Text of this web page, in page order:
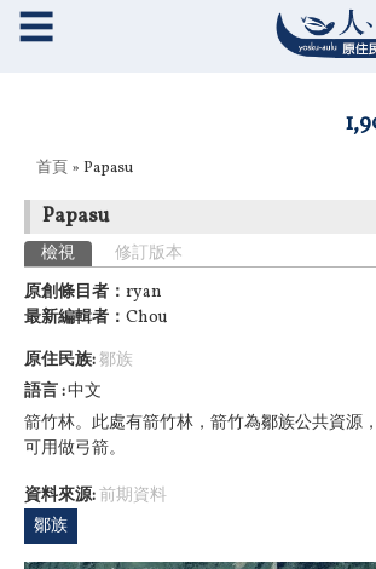
☰
您在這裡
首頁 » Papasu
Papasu
主要索引標籤
檢視 (作用中頁籤)
修訂版本
原創條目者： ryan
最新編輯者： Chou
原住民族:鄒族
語言 中文
箭竹林。此處有箭竹林，箭竹為鄒族公共資源
可用做弓箭。
資料來源:前期資料
鄒族